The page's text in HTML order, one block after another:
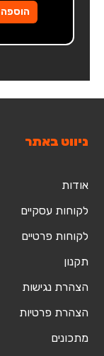
ניווט באתר
אודות
לקוחות עסקיים
לקוחות פרטיים
תקנון
הצהרת נגישות
הצהרת פרטיות
מתכונים